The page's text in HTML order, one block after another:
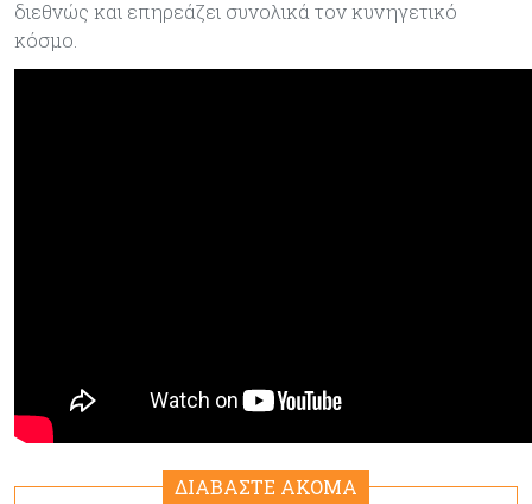
διεθνώς και επηρεάζει συνολικά τον κυνηγετικό
κόσμο.
ΔΙΑΒΑΣΤΕ ΑΚΟΜΑ